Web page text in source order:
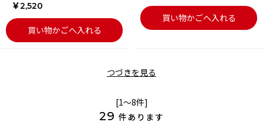
￥2,520
買い物かごへ入れる
買い物かごへ入れる
つづきを見る
[1～8件]
29 件あります